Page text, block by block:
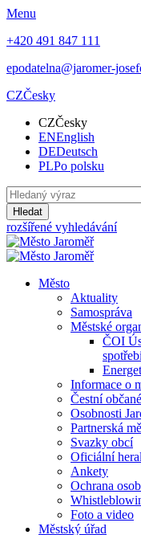
Menu
+420 491 847 111
epodatelna@jaromer-
CZČesky
CZČesky
ENEnglish
DEDeutsch
PLPo polsku
Hledat
rozšířené vyhledávání
Město
Aktuality
Samospráva
Městské
ČOI
Informace o
Čestní občané
Osobnosti
Partnerská
Svazky obcí
Oficiální
Ankety
Ochrana
Foto a video
Městský úřad